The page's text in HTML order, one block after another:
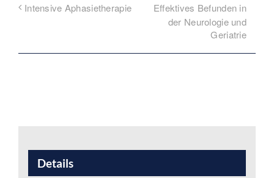
Intensive Aphasietherapie
Effektives Befunden in
der Neurologie und
Geriatrie
Details